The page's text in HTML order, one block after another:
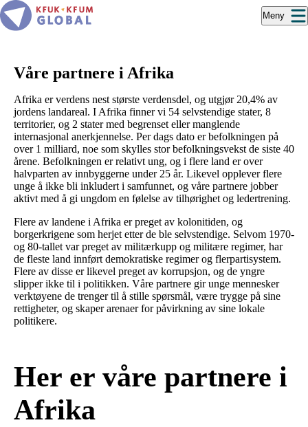
Hopp
til
hovedinnhold
Meny
Våre partnere i Afrika
Afrika er verdens nest største verdensdel, og utgjør 20,4% av
jordens landareal. I Afrika finner vi 54 selvstendige stater, 8
territorier, og 2 stater med begrenset eller manglende
internasjonal anerkjennelse. Per dags dato er befolkningen på
over 1 milliard, noe som skylles stor befolkningsvekst de siste 40
årene. Befolkningen er relativt ung, og i flere land er over
halvparten av innbyggerne under 25 år. Likevel opplever flere
unge å ikke bli inkludert i samfunnet, og våre partnere jobber
aktivt med å gi ungdom en følelse av tilhørighet og ledertrening.
Flere av landene i Afrika er preget av kolonitiden, og
borgerkrigene som herjet etter de ble selvstendige. Selvom 1970-
og 80-tallet var preget av militærkupp og militære regimer, har
de fleste land innført demokratiske regimer og flerpartisystem.
Flere av disse er likevel preget av korrupsjon, og de yngre
slipper ikke til i politikken. Våre partnere gir unge mennesker
verktøyene de trenger til å stille spørsmål, være trygge på sine
rettigheter, og skaper arenaer for påvirkning av sine lokale
politikere.
Her er våre partnere i
Afrika